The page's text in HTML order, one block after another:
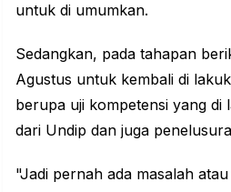
untuk di umumkan.
Sedangkan, pada tahapan
Agustus untuk kembali di
berupa uji kompetensi yang di
dari Undip dan juga
"Jadi pernah ada masalah